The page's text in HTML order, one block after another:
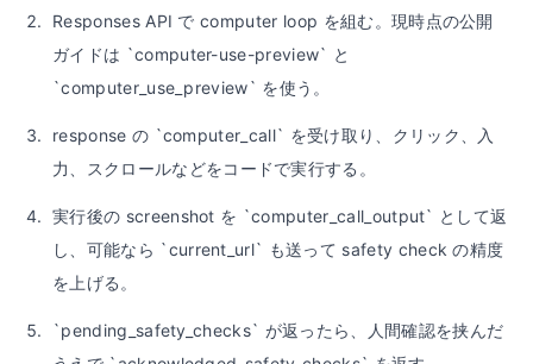
Responses API で computer loop を組む。現時点の公開
ガイドは `computer-use-preview` と
`computer_use_preview` を使う。
response の `computer_call` を受け取り、クリック、入
力、スクロールなどをコードで実行する。
実行後の screenshot を `computer_call_output` として返
し、可能なら `current_url` も送って safety check の精度
を上げる。
`pending_safety_checks` が返ったら、人間確認を挟んだ